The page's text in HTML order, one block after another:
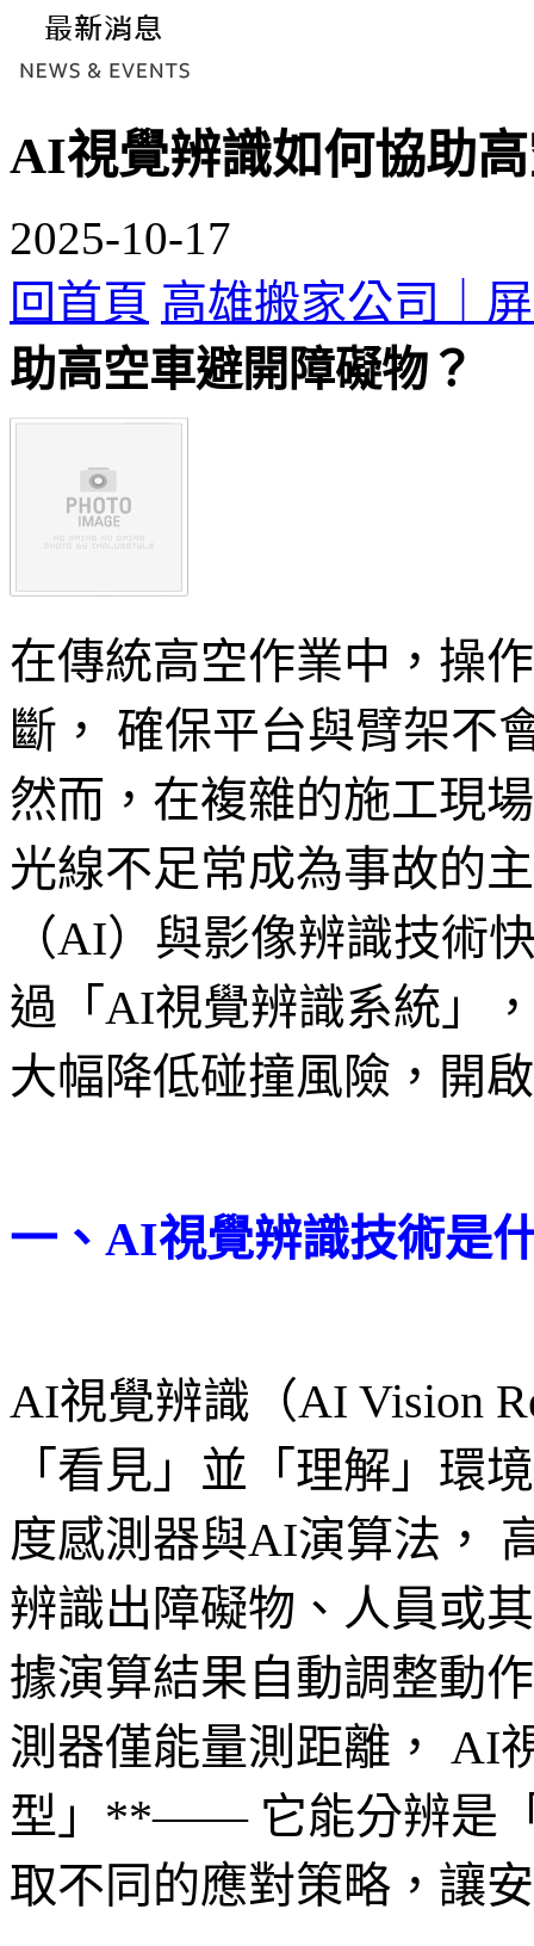
AI視覺辨識如何協助
2025-10-17
回首頁 高雄搬家公司｜
助高空車避開障礙物？
在傳統高空作業中，操
斷， 確保平台與臂架不
然而，在複雜的施工現
光線不足常成為事故的
（AI）與影像辨識技術
過「AI視覺辨識系統」
大幅降低碰撞風險，開
一、AI視覺辨識技術是
AI視覺辨識（AI Vision
「看見」並「理解」環
度感測器與AI演算法，
辨識出障礙物、人員或
據演算結果自動調整動
測器僅能量測距離， AI
型」**—— 它能分辨是
取不同的應對策略，讓